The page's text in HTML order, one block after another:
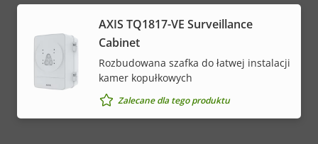
AXIS TQ1817-VE Surveillance
Cabinet
Rozbudowana szafka do łatwej instalacji
kamer kopułkowych
Zalecane dla tego produktu